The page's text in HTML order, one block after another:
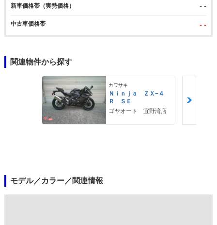
新車価格帯（実勢価格） - -
中古車価格帯 - -
関連物件から探す
カワサキ
Ｎｉｎｊａ ＺＸ−４
Ｒ ＳＥ
ゴヤオート 宜野湾店
モデル／カラー／関連情報